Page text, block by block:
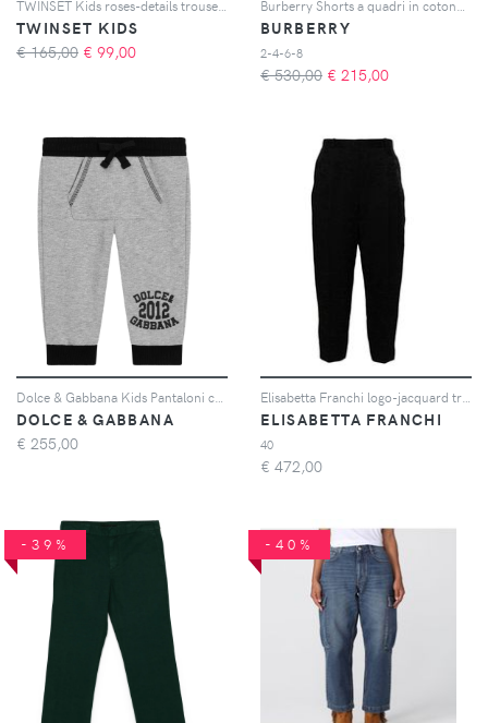
TWINSET KIDS
€ 165,00 € 99,00
BURBERRY
2-4-6-8
€ 530,00 € 215,00
DOLCE & GABBANA
€ 255,00
ELISABETTA FRANCHI
40
€ 472,00
-39% -40%